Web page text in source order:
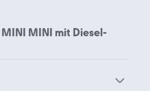
MINI MINI mit Diesel-